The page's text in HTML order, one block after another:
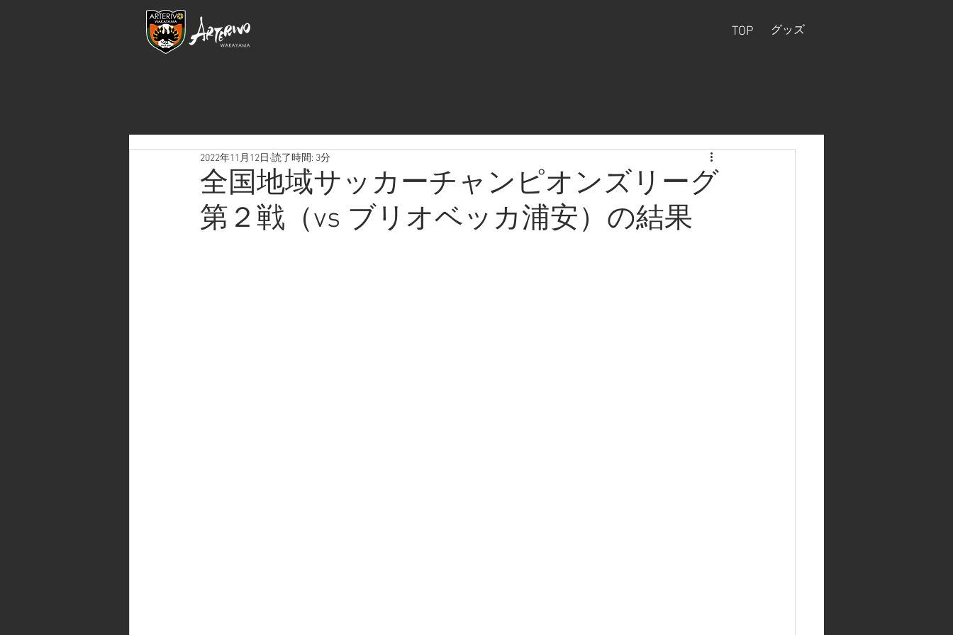
TOP グッズ
全国地域サッカーチャンピオンズリーグ
第２戦（vs ブリオベッカ浦安）の結果
2022年11月12日 読了時間: 3分